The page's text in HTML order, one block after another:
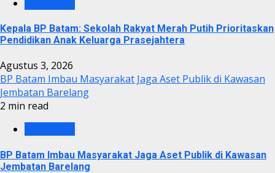
Kepala BP Batam: Sekolah Rakyat Merah Putih Prioritaskan
Pendidikan Anak Keluarga Prasejahtera
Agustus 3, 2026
BP Batam Imbau Masyarakat Jaga Aset Publik di Kawasan
Jembatan Barelang
2 min read
BP Batam Imbau Masyarakat Jaga Aset Publik di Kawasan
Jembatan Barelang